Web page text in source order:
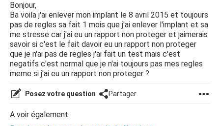
Bonjour,
Ba voila j'ai enlever mon implant le 8 avril 2015 et toujours
pas de regles sa fait 1 mois que j'ai enlever l'implant et sa
me stresse car j'ai eu un rapport non proteger et jaimerais
savoir si c'est le fait davoir eu un rapport non proteger
que je n'ai pas de regles j'ai fait un test mais c'est
negatifs c'est normal que je n'ai toujours pas mes regles
meme si j'ai eu un rapport non proteger ?
Posez votre question Partager
A voir également: